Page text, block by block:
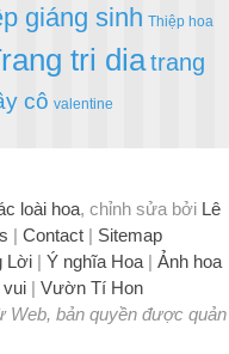
giáng sinh Thiệp hoa
tri diatrang
cô valentine
loài hoa, chỉnh sửa bởi Lê
| Contact | Sitemap
Lời| Ý nghĩa Hoa| Ảnh hoa
vui| Vườn Tí Hon
Web, bản quyền được quản